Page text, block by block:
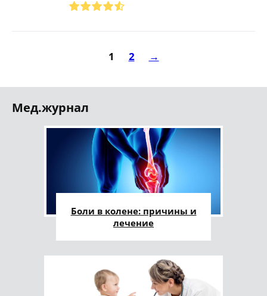
1 2 →
Мед.журнал
Боли в колене: причины и
лечение